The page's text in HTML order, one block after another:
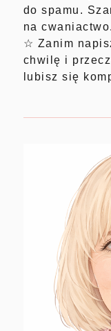
do spamu.
na cwaniactwo.
☆ Zanim
chwilę i
lubisz się